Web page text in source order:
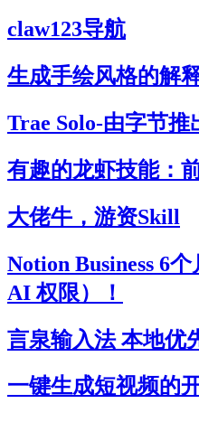
claw123导航
生成手绘风格的解
Trae Solo-由字节
有趣的龙虾技能：
大佬牛，游资Skill
Notion Business 6
AI 权限）！
言泉输入法 本地优
一键生成短视频的